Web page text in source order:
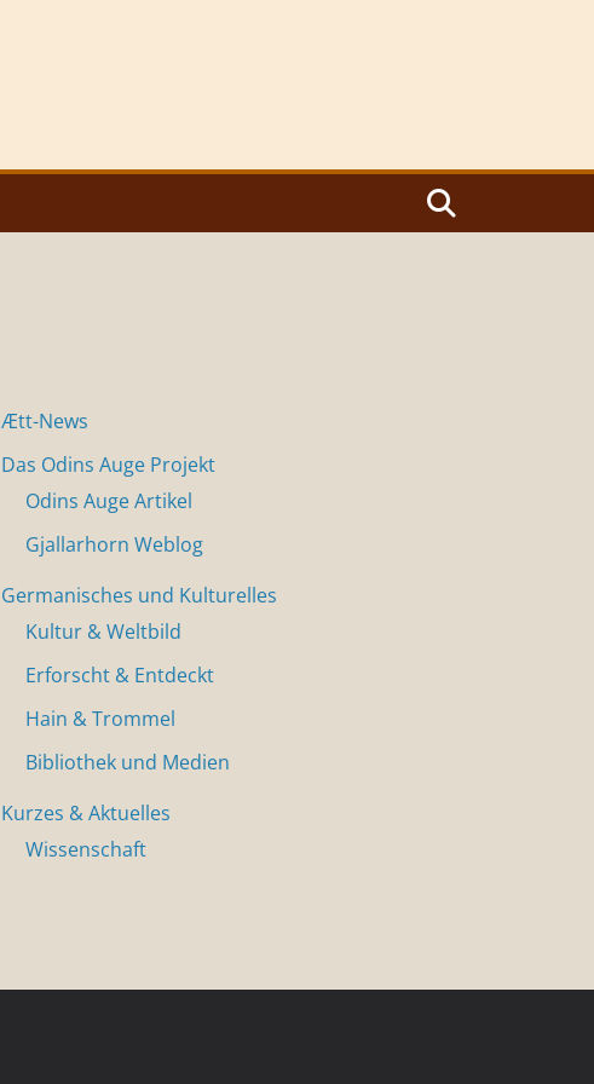
Ætt-News
Das Odins Auge Projekt
Odins Auge Artikel
Gjallarhorn Weblog
Germanisches und Kulturelles
Kultur & Weltbild
Erforscht & Entdeckt
Hain & Trommel
Bibliothek und Medien
Kurzes & Aktuelles
Wissenschaft